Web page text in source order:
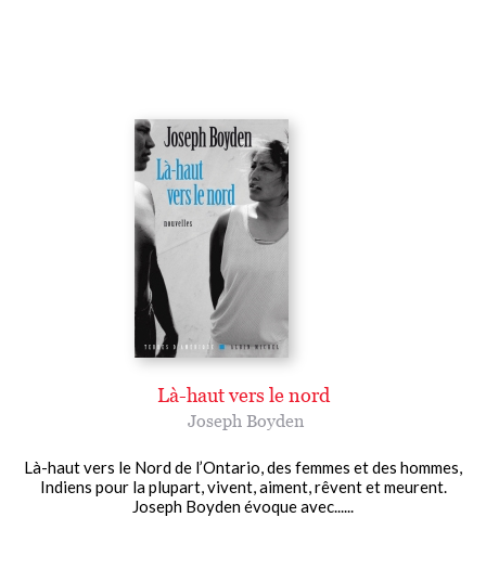
Là-haut vers le nord
Joseph Boyden
Là-haut vers le Nord de l’Ontario, des femmes et des hommes,
Indiens pour la plupart, vivent, aiment, rêvent et meurent.
Joseph Boyden évoque avec......